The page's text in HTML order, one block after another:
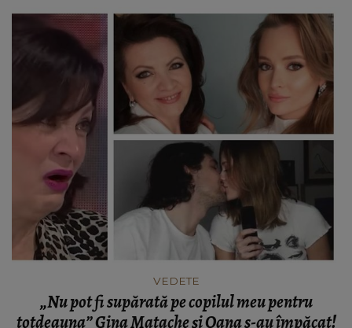
VEDETE
„Nu pot fi supărată pe copilul meu pentru
totdeauna” Gina Matache și Oana s-au împăcat!